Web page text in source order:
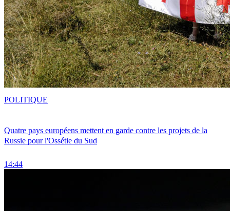
Quatre pays européens mettent en garde contre les projets de la
Russie pour l'Ossétie du Sud
14:44
POLITIQUE